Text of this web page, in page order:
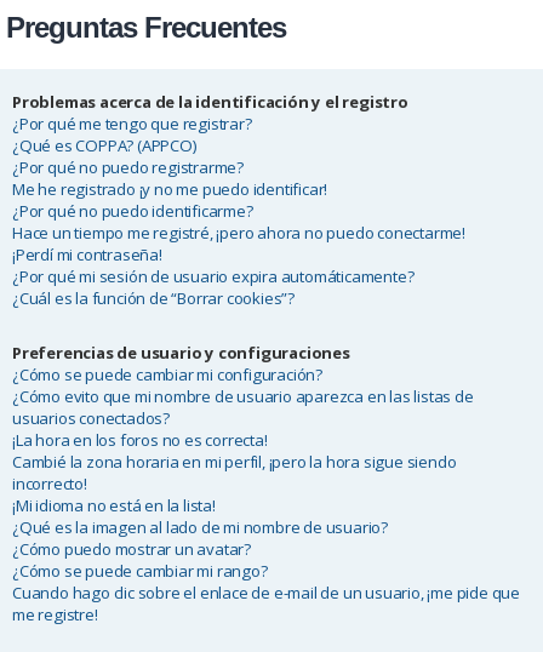
Preguntas Frecuentes
Problemas acerca de la identificación y el registro
¿Por qué me tengo que registrar?
¿Qué es COPPA? (APPCO)
¿Por qué no puedo registrarme?
Me he registrado ¡y no me puedo identificar!
¿Por qué no puedo identificarme?
Hace un tiempo me registré, ¡pero ahora no puedo conectarme!
¡Perdí mi contraseña!
¿Por qué mi sesión de usuario expira automáticamente?
¿Cuál es la función de “Borrar cookies”?
Preferencias de usuario y configuraciones
¿Cómo se puede cambiar mi configuración?
¿Cómo evito que mi nombre de usuario aparezca en las listas de
usuarios conectados?
¡La hora en los foros no es correcta!
Cambié la zona horaria en mi perfil, ¡pero la hora sigue siendo
incorrecto!
¡Mi idioma no está en la lista!
¿Qué es la imagen al lado de mi nombre de usuario?
¿Cómo puedo mostrar un avatar?
¿Cómo se puede cambiar mi rango?
Cuando hago clic sobre el enlace de e-mail de un usuario, ¡me pide que
me registre!